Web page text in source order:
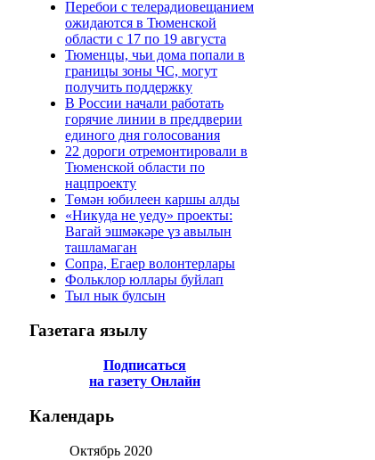
Перебои с телерадиовещанием
ожидаются в Тюменской
области с 17 по 19 августа
Тюменцы, чьи дома попали в
границы зоны ЧС, могут
получить поддержку
В России начали работать
горячие линии в преддверии
единого дня голосования
22 дороги отремонтировали в
Тюменской области по
нацпроекту
Төмән юбилеен каршы алды
«Никуда не уеду» проекты:
Вагай эшмәкәре үз авылын
ташламаган
Сопра, Егаер волонтерлары
Фольклор юллары буйлап
Тыл нык булсын
Газетага язылу
Подписаться
на газету Онлайн
Календарь
Октябрь 2020